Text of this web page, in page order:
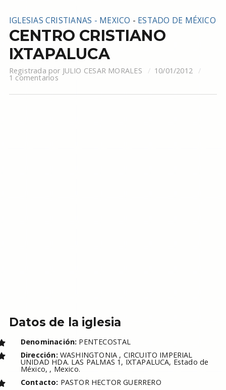
IGLESIAS CRISTIANAS - MEXICO - ESTADO DE MÉXICO
CENTRO CRISTIANO
IXTAPALUCA
Registrada por JULIO CESAR MORALES 10/01/2012
1 comentarios
Datos de la iglesia
Denominación: PENTECOSTAL
Dirección: WASHINGTONIA , CIRCUITO IMPERIAL
UNIDAD HDA. LAS PALMAS 1, IXTAPALUCA, Estado de
México, , Mexico.
Contacto: PASTOR HECTOR GUERRERO